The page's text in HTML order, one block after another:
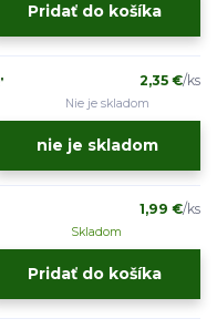
Pridať do košíka
2,35 €/ks
Nie je skladom
nie je skladom
1,99 €/ks
Skladom
Pridať do košíka